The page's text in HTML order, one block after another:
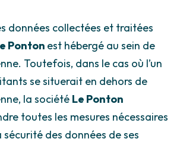
données collectées et traitées
Ponton est hébergé au sein de
Toutefois, dans le cas où l’un
se situerait en dehors de
la société Le Ponton
toutes les mesures nécessaires
sécurité des données de ses